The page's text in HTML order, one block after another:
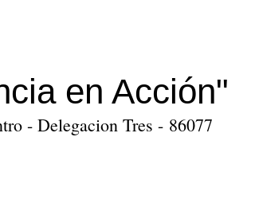
en Acción"
- Delegacion Tres - 86077